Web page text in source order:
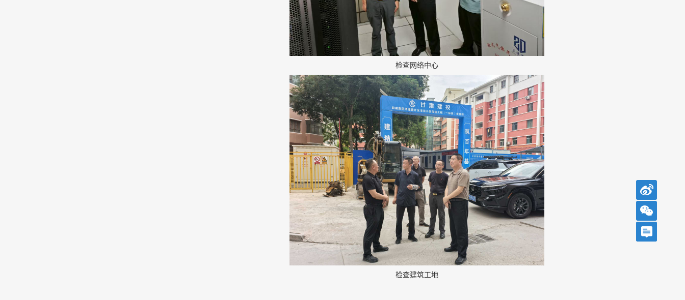
检查网络中心
检查建筑工地